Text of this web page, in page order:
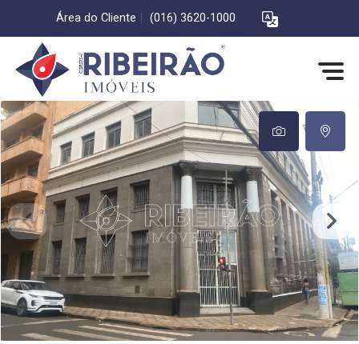
Área do Cliente (016) 3620-1000